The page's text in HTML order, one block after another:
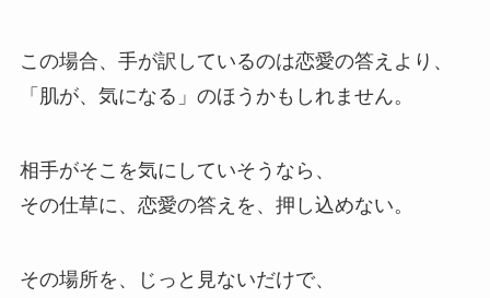
この場合、手が訳しているのは恋愛の答えより、
「肌が、気になる」のほうかもしれません。
相手がそこを気にしていそうなら、
その仕草に、恋愛の答えを、押し込めない。
その場所を、じっと見ないだけで、